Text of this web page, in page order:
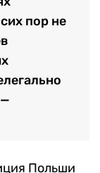
пор не
Польши